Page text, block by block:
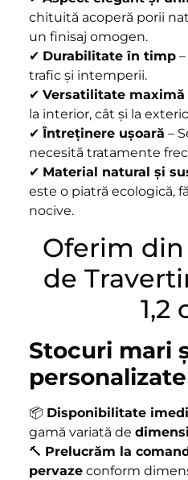
chituită acoperă porii
un finisaj omogen.
✔ Durabilitate în timp–
trafic și intemperii.
✔ Versatilitate maximă
la interior, cât și la
✔Întreținere ușoară –
necesită tratamente
✔ Material natural și
este o piatră ecologică,
nocive.
Oferim din
de
1,2
Stocuri mari
personalizate
📦 Disponibilitate
gamă variată de
🔨 Prelucrăm la
pervazeconform